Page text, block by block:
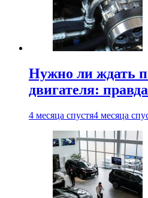
Нужно ли ждать
двигателя:
4 месяца спустя4 месяца